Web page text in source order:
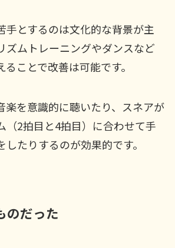
手とするのは文化的な背景が主
ズムトレーニングやダンスなど
ことで改善は可能です。
楽を意識的に聴いたり、スネアが
（2拍目と4拍目）に合わせて手
たりするのが効果的です。
のだった